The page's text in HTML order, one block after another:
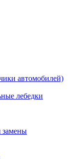
автомобилей)
лебедки
замены